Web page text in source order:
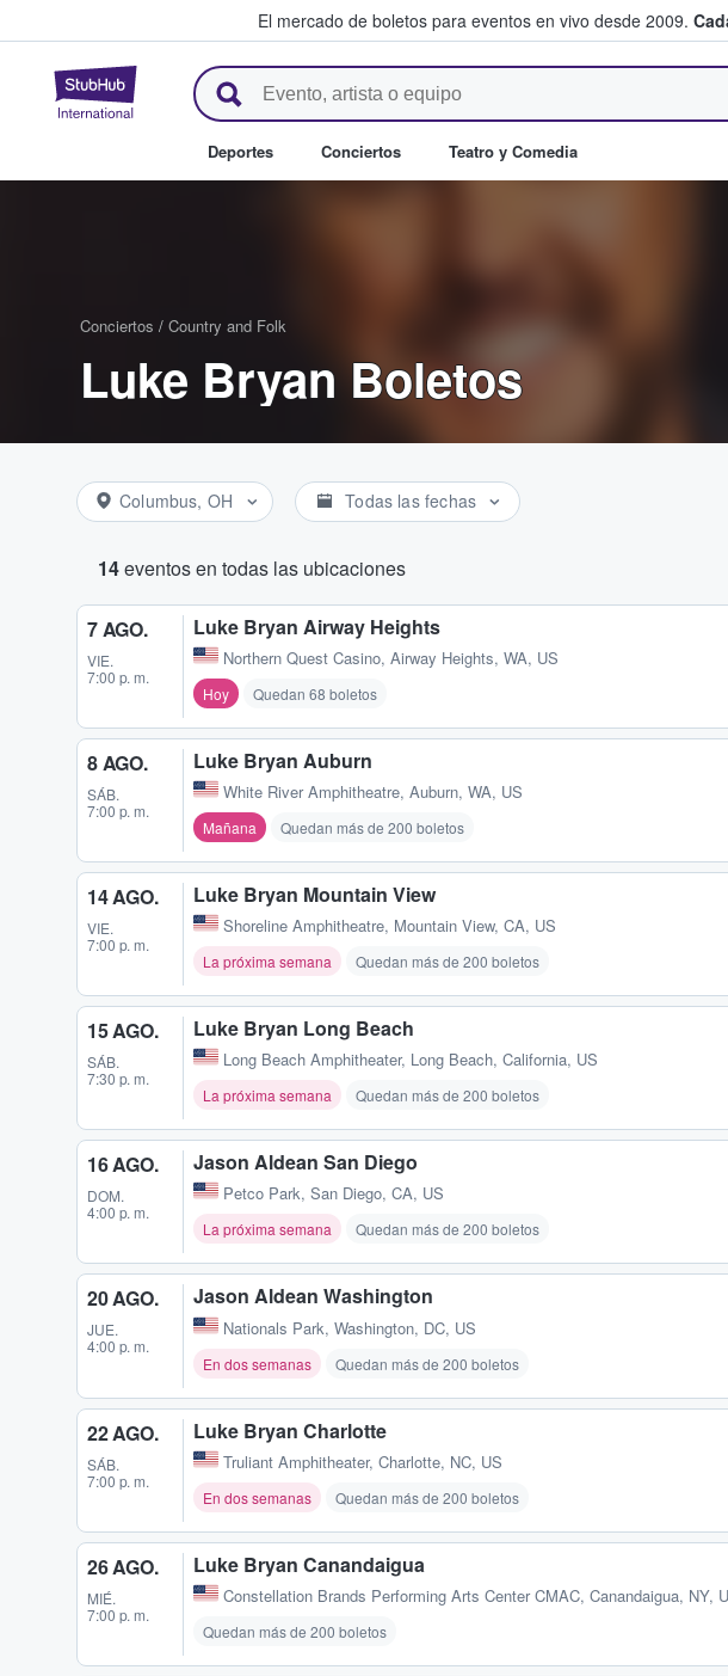
El mercado de boletos para eventos en vivo desde 2009.
StubHub: donde los fans compran y venden
Deportes Conciertos Teatro y Comedia
Conciertos / Country and Folk
Luke Bryan Boletos
Columbus, OH Todas las fechas
14eventos en todas las ubicaciones
7 AGO.
VIE.
7:00 p. m.
Luke Bryan Airway Heights
Northern Quest Casino, Airway Heights, WA, US
Hoy Quedan 68 boletos
8 AGO.
SÁB.
7:00 p. m.
Luke Bryan Auburn
White River Amphitheatre, Auburn, WA, US
Mañana Quedan más de 200 boletos
14 AGO.
VIE.
7:00 p. m.
Luke Bryan Mountain View
Shoreline Amphitheatre, Mountain View, CA, US
La próxima semana Quedan más de 200 boletos
15 AGO.
SÁB.
7:30 p. m.
Luke Bryan Long Beach
Long Beach Amphitheater, Long Beach, California, US
La próxima semana Quedan más de 200 boletos
16 AGO.
DOM.
4:00 p. m.
Jason Aldean San Diego
Petco Park, San Diego, CA, US
La próxima semana Quedan más de 200 boletos
20 AGO.
JUE.
4:00 p. m.
Jason Aldean Washington
Nationals Park, Washington, DC, US
En dos semanas Quedan más de 200 boletos
22 AGO.
SÁB.
7:00 p. m.
Luke Bryan Charlotte
Truliant Amphitheater, Charlotte, NC, US
En dos semanas Quedan más de 200 boletos
26 AGO.
MIÉ.
7:00 p. m.
Luke Bryan Canandaigua
Constellation Brands Performing Arts Center CMAC, Canandaigua, NY,
Quedan más de 200 boletos